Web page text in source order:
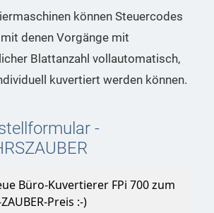
können Steuercodes
denen Vorgänge mit
Blattanzahl vollautomatisch,
kuvertiert werden können.
-